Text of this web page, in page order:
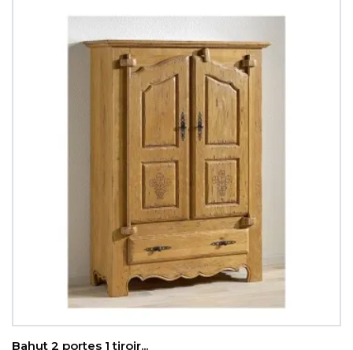
Bahut 2 portes 1 tiroir...